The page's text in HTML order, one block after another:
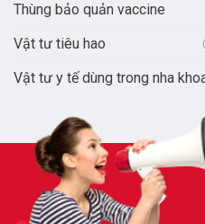
Thùng bảo quản vaccine
Vật tư tiêu hao
Vật tư y tế dùng trong nha